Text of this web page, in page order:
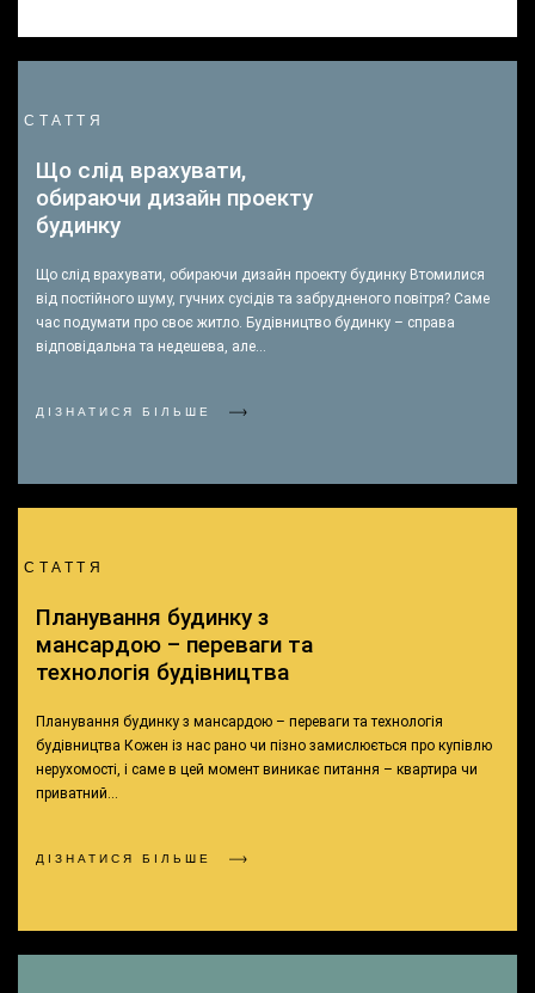
СТАТТЯ
Що слід врахувати,
обираючи дизайн проекту
будинку
Що слід врахувати, обираючи дизайн проекту будинку Втомилися
від постійного шуму, гучних сусідів та забрудненого повітря? Саме
час подумати про своє житло. Будівництво будинку – справа
відповідальна та недешева, але…
ДІЗНАТИСЯ БІЛЬШЕ
СТАТТЯ
Планування будинку з
мансардою – переваги та
технологія будівництва
Планування будинку з мансардою – переваги та технологія
будівництва Кожен із нас рано чи пізно замислюється про купівлю
нерухомості, і саме в цей момент виникає питання – квартира чи
приватний…
ДІЗНАТИСЯ БІЛЬШЕ